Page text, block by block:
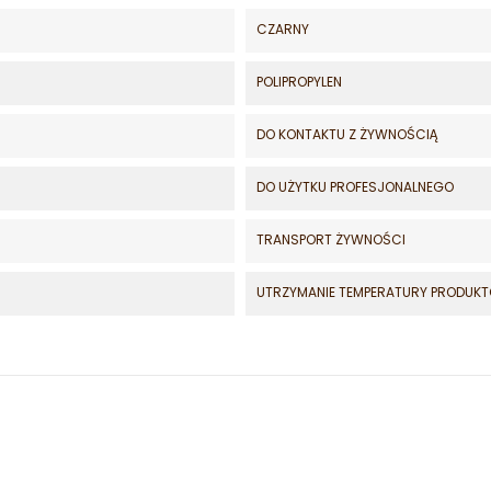
CZARNY
POLIPROPYLEN
DO KONTAKTU Z ŻYWNOŚCIĄ
DO UŻYTKU PROFESJONALNEGO
TRANSPORT ŻYWNOŚCI
UTRZYMANIE TEMPERATURY